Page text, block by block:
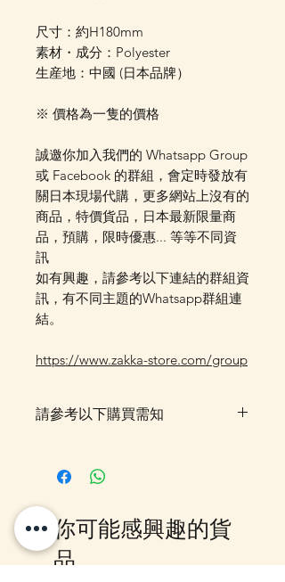
尺寸：約H180mm
素材・成分：Polyester
生産地：中國 (日本品牌）
※ 價格為一隻的價格
誠邀你加入我們的 Whatsapp Group
或 Facebook 的群組，會定時發放有
關日本現場代購，更多網站上沒有的
商品，特價貨品，日本最新限量商
品，預購，限時優惠... 等等不同資
訊
如有興趣，請參考以下連結的群組資
訊，有不同主題的Whatsapp群組連
結。
https://www.zakka-store.com/group
請參考以下購買需知
我們大阪分公司採購及空運到香
Whatsapp 確認，客戶亦可
Whatsapp 我們查詢最更新的貨
期，如客戶與現貨貨品一起購買滿
你可能感興趣的貨
品